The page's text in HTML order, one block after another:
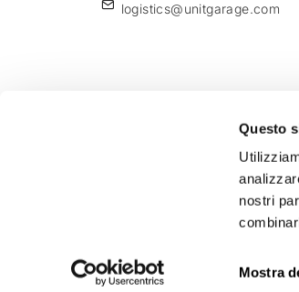
Questo
nostri
Mostra
logistics@unitgarage.com
Unitgarage - partita iva
Ecommerceby Daisuke